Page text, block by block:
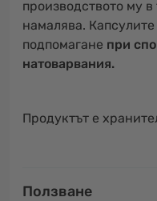
производството му
намалява.
подпомагане при
натоварвания.
Продуктът е
Ползване